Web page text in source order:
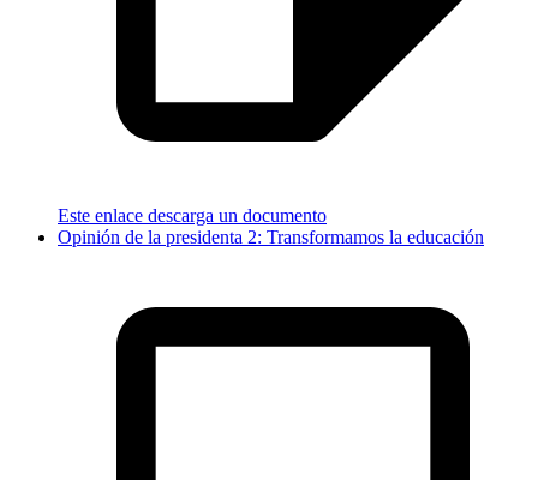
Este enlace descarga un documento
Opinión de la presidenta 2: Transformamos la educación